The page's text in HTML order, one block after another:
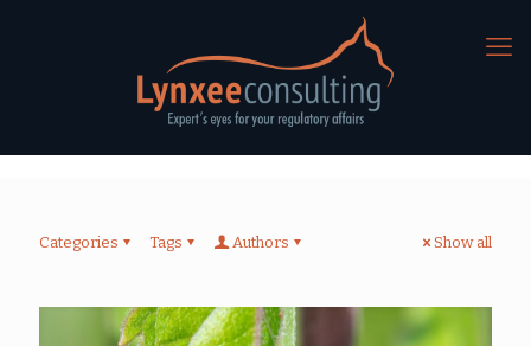
Categories Tags Authors Show all